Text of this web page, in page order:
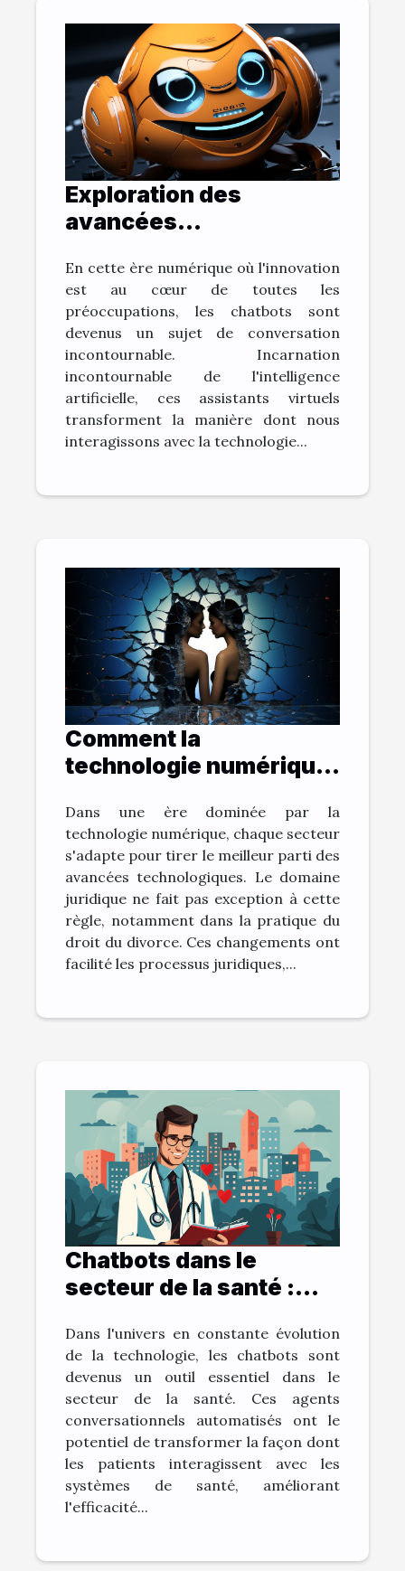
Exploration des
avancées
L'évolution des
chatbots
En cette ère numérique où l'innovation
est au cœur de toutes les
préoccupations, les chatbots sont
devenus un sujet de conversation
incontournable. Incarnation
incontournable de l'intelligence
artificielle, ces assistants virtuels
transforment la manière dont nous
interagissons avec la technologie...
Comment la
technologie numérique
droit du divorce
Dans une ère dominée par la
technologie numérique, chaque secteur
s'adapte pour tirer le meilleur parti des
avancées technologiques. Le domaine
juridique ne fait pas exception à cette
règle, notamment dans la pratique du
droit du divorce. Ces changements ont
facilité les processus juridiques,...
Chatbots dans le
secteur de la santé :
Dans l'univers en constante évolution
de la technologie, les chatbots sont
devenus un outil essentiel dans le
secteur de la santé. Ces agents
conversationnels automatisés ont le
potentiel de transformer la façon dont
les patients interagissent avec les
systèmes de santé, améliorant
l'efficacité...